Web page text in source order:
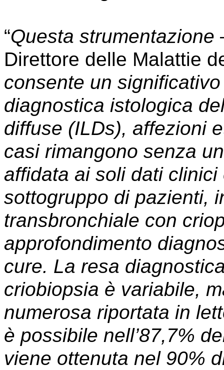
“Questa strumentazione
Direttore delle Malattie
consente un
diagnostica istologica
diffuse (ILDs), affezioni
casi rimangono senza
affidata ai soli dati
sottogruppo di pazienti,
transbronchiale con
approfondimento
cure. La resa
criobiopsia è variabile,
numerosa riportata in
è possibile nell’87,7%
viene ottenuta nel 90%